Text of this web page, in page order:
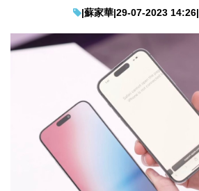
|蘇家華|29-07-2023 14:26|